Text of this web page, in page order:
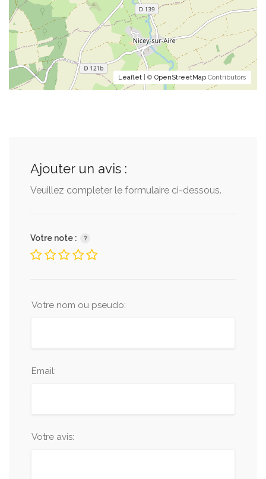
Leaflet | © OpenStreetMap Contributors
Ajouter un avis :
Veuillez completer le formulaire ci-dessous.
Votre note :
Votre nom ou pseudo:
Email:
Votre avis: